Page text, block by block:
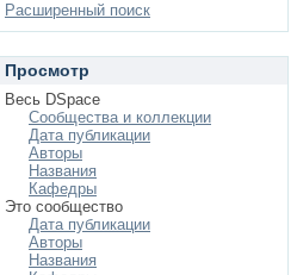
Расширенный поиск
Просмотр
Весь DSpace
Сообщества и коллекции
Дата публикации
Авторы
Названия
Кафедры
Это сообщество
Дата публикации
Авторы
Названия